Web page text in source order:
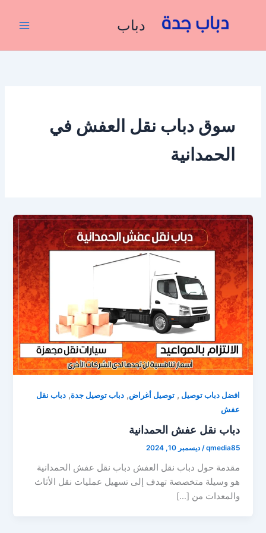
دباب
سوق دباب نقل العفش في
الحمدانية
افضل دباب توصيل ,توصيل أغراض,دباب توصيل جدة,دباب نقل
عفش
دباب نقل عفش الحمدانية
qmedia85
/ديسمبر 10, 2024
مقدمة حول دباب نقل العفش دباب نقل عفش الحمدانية
هو وسيلة متخصصة تهدف إلى تسهيل عمليات نقل الأثاث
والمعدات من […]